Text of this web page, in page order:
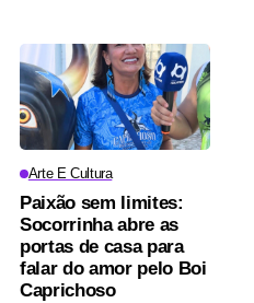
Arte E Cultura
Paixão sem limites:
Socorrinha abre as
portas de casa para
falar do amor pelo Boi
Caprichoso